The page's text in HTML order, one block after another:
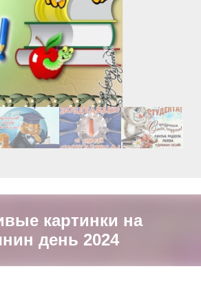
картинки на
день 2024